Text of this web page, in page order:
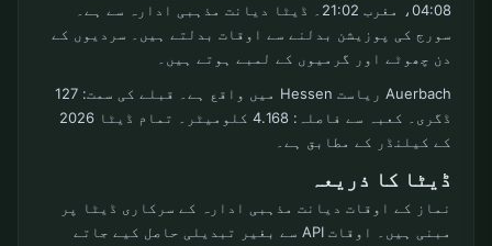
04:08، مغرب 21:02۔ ڈیٹا دیانت مذہبی ادارہ سے ہے۔
سورج کی پوزیشن بدلنے سے اوقات بدلتے ہیں۔ سردیوں کے
دن چھوٹے اور گرمیوں کے لمبے ہوتے ہیں۔
Auerbach ریاست Hessen میں واقع ہے۔ قبلے کی سمت: 127
ڈگری۔ کعبہ سے فاصلہ: 4.168 کلومیٹر۔ تمام ڈیٹا 2026
کے کیلنڈر کے مطابق ہے۔
ڈیٹا کا ذریعہ
نماز کے اوقات دیانت مذہبی ادارہ کے سرکاری ڈیٹا پر
مبنی ہیں۔ اوقات API سے بغیر تبدیلی حاصل کیے جاتے